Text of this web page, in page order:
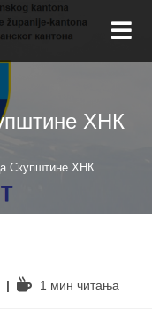
ХНК
Скупштине ХНК
1 мин читањa